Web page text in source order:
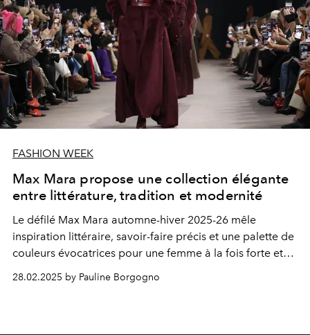
FASHION WEEK
Max Mara propose une collection élégante
entre littérature, tradition et modernité
Le défilé Max Mara automne-hiver 2025-26 mêle
inspiration littéraire, savoir-faire précis et une palette de
couleurs évocatrices pour une femme à la fois forte et
28.02.2025 by Pauline Borgogno